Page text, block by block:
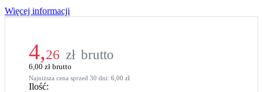
Więcej informacji
4,26 zł brutto
6,00 zł brutto
Najniższa cena sprzed 30 dni: 6,00 zł
Ilość: